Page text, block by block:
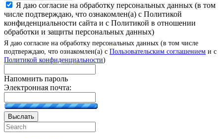
Я даю согласие на обработку персональных данных (в том
числе подтверждаю, что ознакомлен(а) с Политикой
конфиденциальности сайта и с Политикой в отношении
обработки и защиты персональных данных)
Я даю согласие на обработку персональных данных (в том числе
подтверждаю, что ознакомлен(а) с Пользовательским соглашением и с
Политикой конфиденциальности)
Напомнить пароль
Электронная почта:
Выслать